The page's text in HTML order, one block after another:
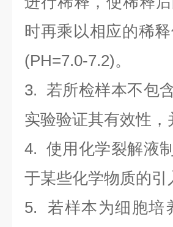
时再乘以相应的稀
(PH=7.0-7.2)。
3. 若所检样本不包
实验验证其有效性
4. 使用化学裂解液
于某些化学物质的
5. 若样本为细胞培